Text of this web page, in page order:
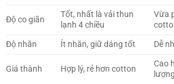
Độ co giãn
Tốt, nhất là vải thun
lạnh 4 chiều
Vừa
Độ nhăn
Ít nhăn, giữ dáng tốt Dễ
Giá thành Hợp lý, rẻ hơn cotton
Cao